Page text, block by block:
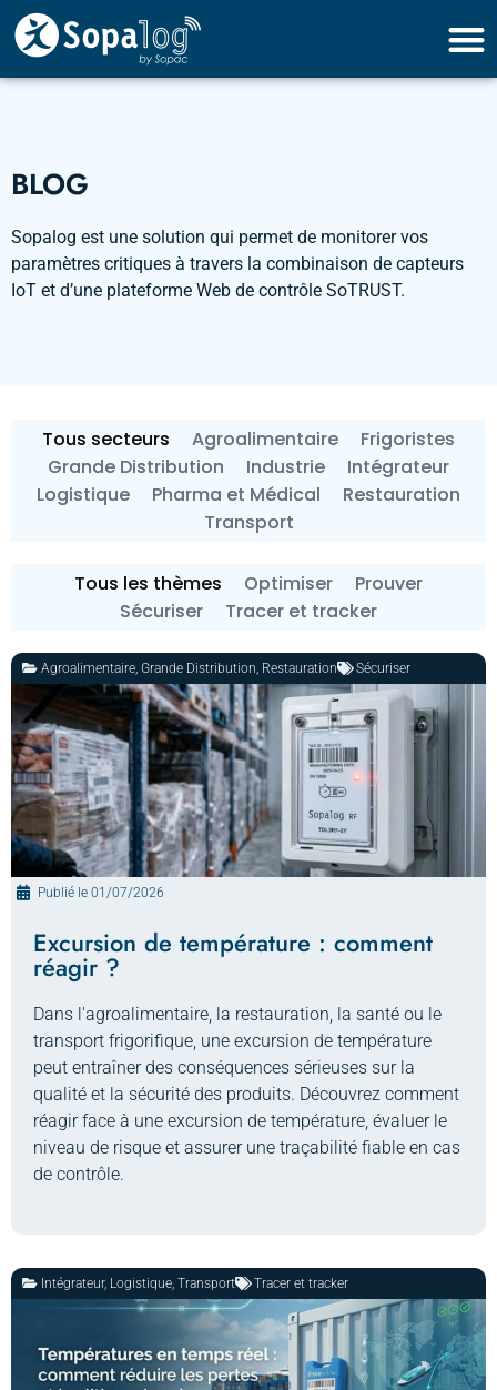
BLOG
Sopalog est une solution qui permet de monitorer vos
paramètres critiques à travers la combinaison de capteurs
IoT et d’une plateforme Web de contrôle SoTRUST.
Agroalimentaire
Frigoristes
Grande Distribution
Industrie
Intégrateur
Logistique
Pharma et Médical
Restauration
Transport
Tous secteurs
Optimiser
Prouver
Sécuriser
Tracer et tracker
Tous les thèmes
Agroalimentaire, Grande Distribution, Restauration Sécuriser
Publié le 01/07/2026
Excursion de température : comment
réagir ?
Dans l'agroalimentaire, la restauration, la santé ou le
transport frigorifique, une excursion de température
peut entraîner des conséquences sérieuses sur la
qualité et la sécurité des produits. Découvrez comment
réagir face à une excursion de température, évaluer le
niveau de risque et assurer une traçabilité fiable en cas
de contrôle.
Intégrateur, Logistique, Transport Tracer et tracker